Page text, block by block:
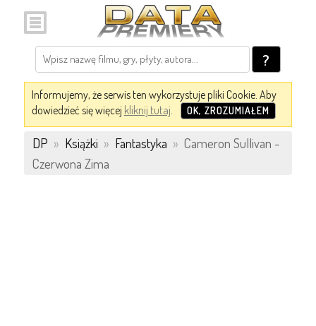
?
Informujemy, że serwis ten wykorzystuje pliki Cookie. Aby
dowiedzieć się więcej kliknij tutaj. OK, ZROZUMIAŁEM
DP » Książki » Fantastyka » Cameron Sullivan -
Czerwona Zima